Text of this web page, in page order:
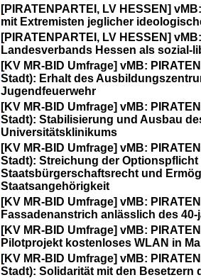
[PIRATENPARTEI, LV HESSEN]
mit Extremisten jeglicher
[PIRATENPARTEI, LV HESSEN]
Landesverbands Hessen als sozial-
[KV MR-BID Umfrage] vMB:
Stadt): Erhalt des
Jugendfeuerwehr
[KV MR-BID Umfrage] vMB:
Stadt): Stabilisierung und Ausbau
Universitätsklinikums
[KV MR-BID Umfrage] vMB:
Stadt): Streichung der Optionspflicht
Staatsbürgerschaftsrecht und
Staatsangehörigkeit
[KV MR-BID Umfrage] vMB:
Fassadenanstrich anlässlich des
[KV MR-BID Umfrage] vMB:
Pilotprojekt kostenloses WLAN in
[KV MR-BID Umfrage] vMB:
Stadt): Solidarität mit den Besetzern